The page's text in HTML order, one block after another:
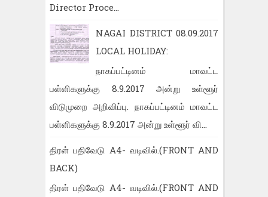
Director Proce...
NAGAI DISTRICT 08.09.2017
LOCAL HOLIDAY:
நாகப்பட்டினம் மாவட்ட
பள்ளிகளுக்கு 8.9.2017 அன்று உள்ளூர்
விடுமுறை அறிவிப்பு. நாகப்பட்டினம் மாவட்ட
பள்ளிகளுக்கு 8.9.2017 அன்று உள்ளூர் வி...
திரள் பதிவேடு A4- வடிவில்.(FRONT AND
BACK)
திரள் பதிவேடு A4- வடிவில்.(FRONT AND